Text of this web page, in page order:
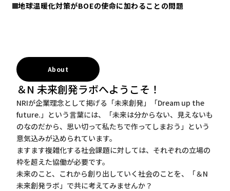
地球温暖化対策がBOEの使命に加わることの問題
About
＆N 未来創発ラボへようこそ！
NRIが企業理念として掲げる「未来創発」「Dream up the
future.」という言葉には、「未来は分からない、見えないも
のなのだから、思い切って私たちで作ってしまおう」という
意気込みが込められています。
ますます複雑化する社会課題に対しては、それぞれの立場の
枠を超えた協働が必要です。
未来のこと、これから創り出していく社会のことを、「＆N
未来創発ラボ」で共に考えてみませんか？